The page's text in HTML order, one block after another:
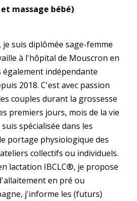
massage bébé)
je suis diplômée sage-femme
à l'hôpital de Mouscron en
indépendante
2018. C'est avec passion
couples durant la grossesse
premiers jours, mois de la vie
spécialisée dans les
portage physiologique des
collectifs ou individuels.
lactation IBCLC®, je propose
en pré ou
j'informe les (futurs)